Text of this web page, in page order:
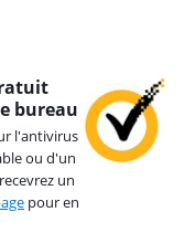
bureau
l'antivirus
ou d'un
un
pour en